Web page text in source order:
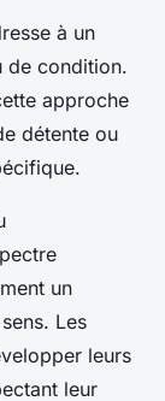
à un
de condition.
approche
détente ou
un
Les
leurs
leur